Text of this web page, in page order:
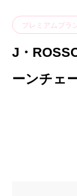
プレミアムブラ
J・
ーンチェ